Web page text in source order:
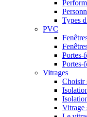
Types
PVC
Portes-
Portes-
Vitrages
Choisir
Vitrage